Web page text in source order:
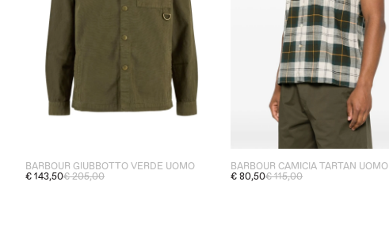
BARBOUR GIUBBOTTO VERDE UOMO
€ 143,50€ 205,00
BARBOUR CAMICIA TARTAN UOMO
€ 80,50€ 115,00